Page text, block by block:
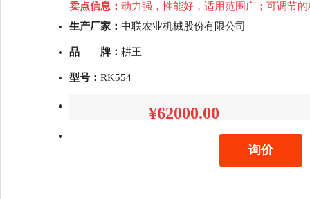
卖点信息： 动力强，性能好，适用范围广；可调节
生产厂家： 中联农业机械股份有限公司
品 牌： 耕王
型号： RK554
¥62000.00
询价